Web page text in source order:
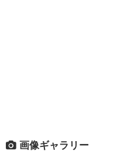
画像ギャラリー